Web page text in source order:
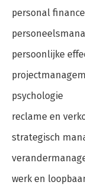
personal finance
persoonlijke
psychologie
reclame en
strategisch
werk en